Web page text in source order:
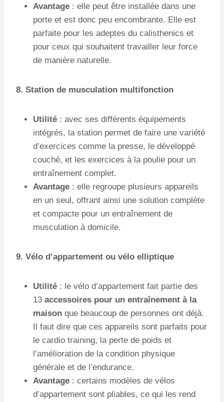
Avantage : elle peut être installée dans une
porte et est donc peu encombrante. Elle est
parfaite pour les adeptes du calisthenics et
pour ceux qui souhaitent travailler leur force
de manière naturelle.
8. Station de musculation multifonction
Utilité : avec ses différents équipements
intégrés, la station permet de faire une variété
d’exercices comme la presse, le développé
couché, et les exercices à la poulie pour un
entraînement complet.
Avantage : elle regroupe plusieurs appareils
en un seul, offrant ainsi une solution complète
et compacte pour un entraînement de
musculation à domicile.
9. Vélo d’appartement ou vélo elliptique
Utilité : le vélo d’appartement fait partie des
13 accessoires pour un entraînement à la
maison que beaucoup de personnes ont déjà.
Il faut dire que ces appareils sont parfaits pour
le cardio training, la perte de poids et
l’amélioration de la condition physique
générale et de l’endurance.
Avantage : certains modèles de vélos
d’appartement sont pliables, ce qui les rend